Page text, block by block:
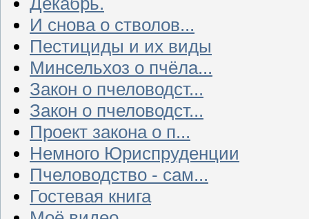
И снова о стволов...
Пестициды и их виды
Минсельхоз о пчёла...
Закон о пчеловодст...
Закон о пчеловодст...
Проект закона о п...
Немного Юриспруденции
Пчеловодство - сам...
Гостевая книга